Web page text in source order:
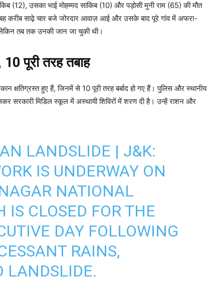
(12), उसका भाई मोहम्मद साकिब (10) और पड़ोसी मुनी राम (65) की मौत
करीब साढ़े चार बजे जोरदार आवाज़ आई और उसके बाद पूरे गांव में अफरा-
तब तक उनकी जान जा चुकी थी।
पूरी तरह तबाह
क्षतिग्रस्त हुए हैं, जिनमें से 10 पूरी तरह बर्बाद हो गए हैं। पुलिस और स्थानीय
सरकारी मिडिल स्कूल में अस्थायी शिविरों में शरण दी है। उन्हें राशन और
LANDSLIDE | J&K:
IS UNDERWAY ON
NATIONAL
IS CLOSED FOR THE
DAY FOLLOWING
RAINS,
LANDSLIDE.